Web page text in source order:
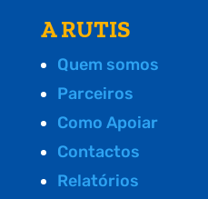
A RUTIS
Quem somos
Parceiros
Como Apoiar
Contactos
Relatórios